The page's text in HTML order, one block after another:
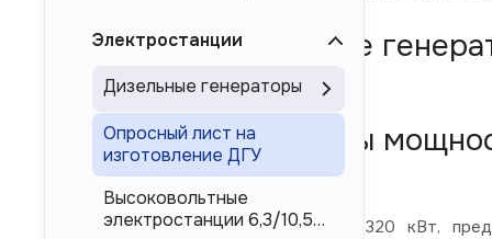
Каталог. Дизельные
Домодедово
Дизель-генераторы
России
Дизельные электростанции 1320 кВт,
Электростанции
Дизельные генераторы
Опросный лист на
изготовление ДГУ
Высоковольтные
электростанции 6,3/10,5